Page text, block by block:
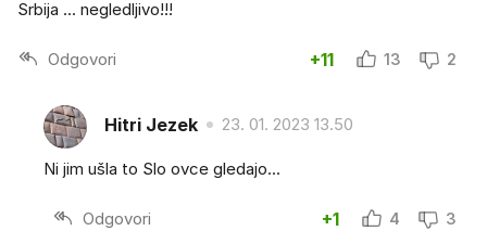
Srbija ... negledljivo!!!
Odgovori +11 13 2
Hitri Jezek 23. 01. 2023 13.50
Ni jim ušla to Slo ovce gledajo...
Odgovori +1 4 3